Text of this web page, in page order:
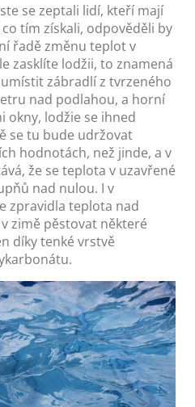
se zeptali lidí, kteří mají
tím získali, odpověděli by
řadě změnu teplot v
zasklíte lodžii, to znamená
zábradlí z tvrzeného
nad podlahou, a horní
okny, lodžie se ihned
se tu bude udržovat
hodnotách, než jinde, a v
že se teplota v uzavřené
nad nulou. I v
zpravidla teplota nad
zimě pěstovat některé
díky tenké vrstvě